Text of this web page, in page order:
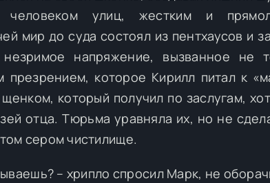
улиц, жестким и
мир до суда состоял из пентхаусов и
напряжение, вызванное не
презрением, которое Кирилл питал к
который получил по заслугам,
отца. Тюрьма уравняла их, но не
сером чистилище.
– хрипло спросил Марк, не